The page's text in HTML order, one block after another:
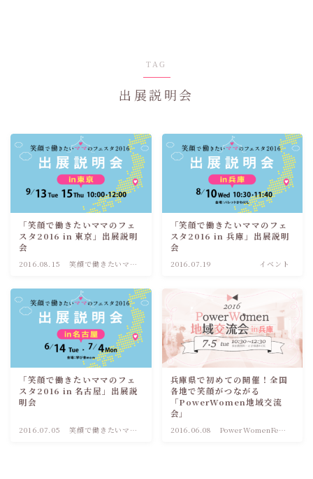
TAG
出展説明会
「笑顔で働きたいママのフェ
スタ2016 in 東京」出展説明
会
2016.08.15
笑顔で働きたいママ
「笑顔で働きたいママのフェ
スタ2016 in 兵庫」出展説明
会
2016.07.19 イベント
「笑顔で働きたいママのフェ
スタ2016 in 名古屋」出展説
明会
2016.07.05
笑顔で働きたいママ
兵庫県で初めての開催！全国
各地で笑顔がつながる
「PowerWomen地域交流
会」
2016.06.08
PowerWomenFes